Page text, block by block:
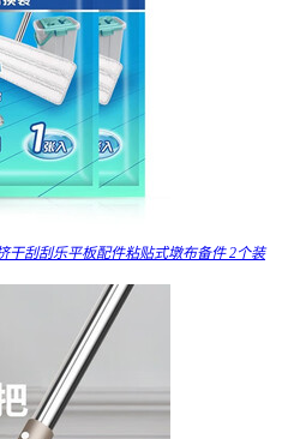
干刮刮乐平板配件粘贴式墩布备件 2个装